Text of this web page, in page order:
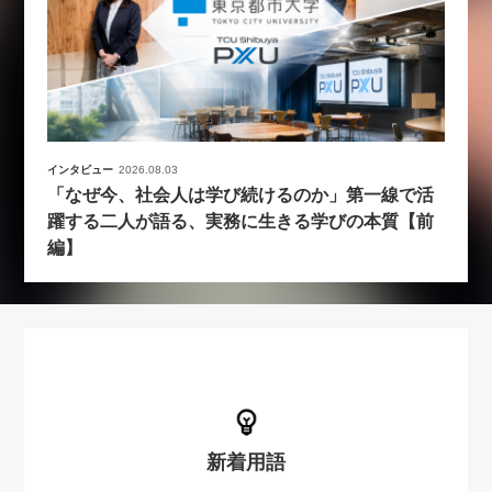
インタビュー 2026.08.03
「なぜ今、社会人は学び続けるのか」第一線で活
躍する二人が語る、実務に生きる学びの本質【前
編】
新着用語